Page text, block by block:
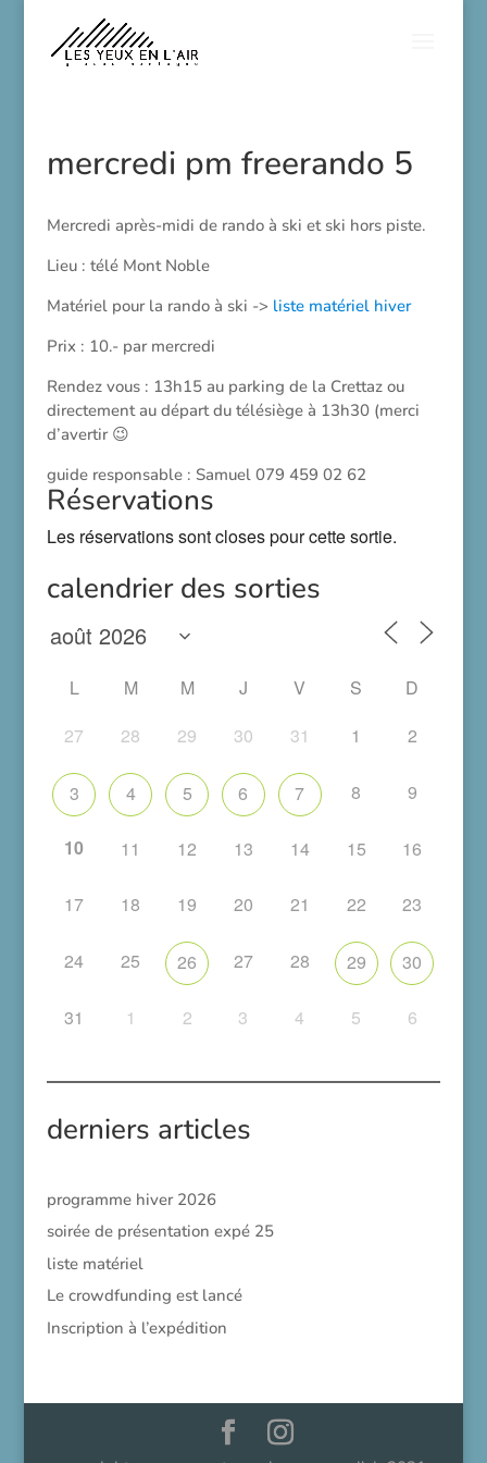
mercredi pm freerando 5
Mercredi après-midi de rando à ski et ski hors piste.
Lieu : télé Mont Noble
Matériel pour la rando à ski -> liste matériel hiver
Prix : 10.- par mercredi
Rendez vous : 13h15 au parking de la Crettaz ou
directement au départ du télésiège à 13h30 (merci
d’avertir 😉
guide responsable : Samuel 079 459 02 62
Réservations
Les réservations sont closes pour cette sortie.
calendrier des sorties
L M M J V S
D
27
28 29 30 31 1 2
3 4 5 6 7 8 9
10 11 12 13 14 15 16
17 18 19 20 21 22 23
24 25 26 27 28 29 30
31 1 2 3 4 5 6
derniers articles
programme hiver 2026
soirée de présentation expé 25
liste matériel
Le crowdfunding est lancé
Inscription à l’expédition